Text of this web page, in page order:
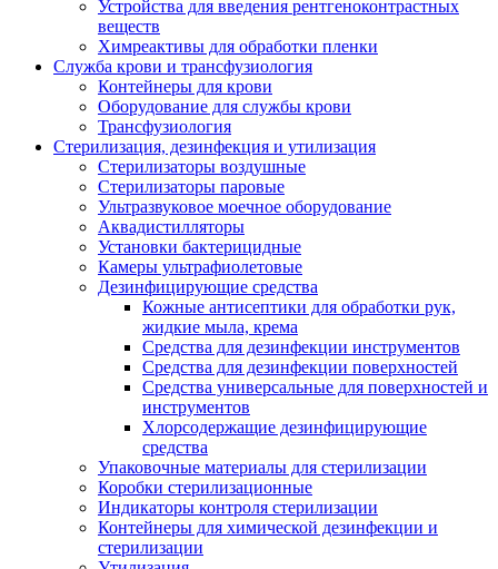
Устройства для введения рентгеноконтрастных
веществ
Химреактивы для обработки пленки
Служба крови и трансфузиология
Контейнеры для крови
Оборудование для службы крови
Трансфузиология
Стерилизация, дезинфекция и утилизация
Стерилизаторы воздушные
Стерилизаторы паровые
Ультразвуковое моечное оборудование
Аквадистилляторы
Установки бактерицидные
Камеры ультрафиолетовые
Дезинфицирующие средства
Кожные антисептики для обработки рук,
жидкие мыла, крема
Средства для дезинфекции инструментов
Средства для дезинфекции поверхностей
Средства универсальные для поверхностей и
инструментов
Хлорсодержащие дезинфицирующие
средства
Упаковочные материалы для стерилизации
Коробки стерилизационные
Индикаторы контроля стерилизации
Контейнеры для химической дезинфекции и
стерилизации